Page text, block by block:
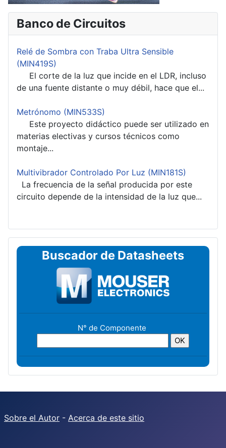
Banco de Circuitos
Relé de Sombra con Traba Ultra Sensible
(MIN419S)
El corte de la luz que incide en el LDR, incluso
de una fuente distante o muy débil, hace que el...
Metrónomo (MIN533S)
Este proyecto didáctico puede ser utilizado en
materias electivas y cursos técnicos como
montaje...
Multivibrador Controlado Por Luz (MIN181S)
La frecuencia de la señal producida por este
circuito depende de la intensidad de la luz que...
Buscador de Datasheets
N° de Componente
Sobre el Autor - Acerca de este sitio